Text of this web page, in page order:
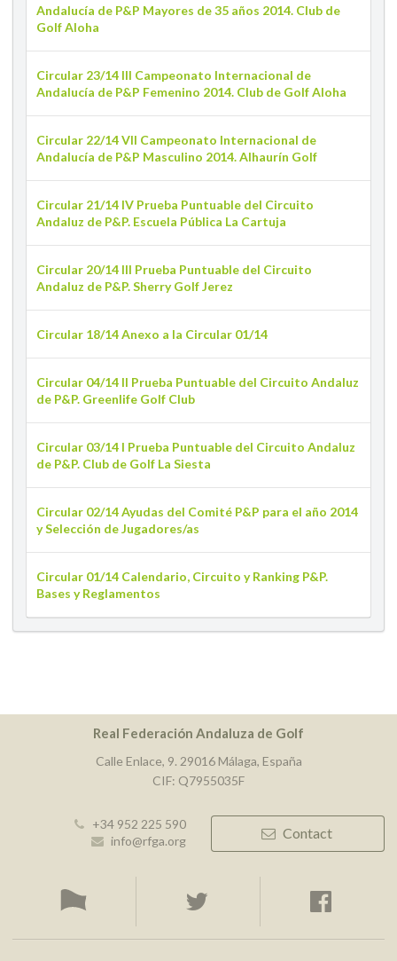
Andalucía de P&P Mayores de 35 años 2014. Club de
Golf Aloha
Circular 23/14 III Campeonato Internacional de
Andalucía de P&P Femenino 2014. Club de Golf Aloha
Circular 22/14 VII Campeonato Internacional de
Andalucía de P&P Masculino 2014. Alhaurín Golf
Circular 21/14 IV Prueba Puntuable del Circuito
Andaluz de P&P. Escuela Pública La Cartuja
Circular 20/14 III Prueba Puntuable del Circuito
Andaluz de P&P. Sherry Golf Jerez
Circular 18/14 Anexo a la Circular 01/14
Circular 04/14 II Prueba Puntuable del Circuito Andaluz
de P&P. Greenlife Golf Club
Circular 03/14 I Prueba Puntuable del Circuito Andaluz
de P&P. Club de Golf La Siesta
Circular 02/14 Ayudas del Comité P&P para el año 2014
y Selección de Jugadores/as
Circular 01/14 Calendario, Circuito y Ranking P&P.
Bases y Reglamentos
Real Federación Andaluza de Golf
Calle Enlace, 9. 29016 Málaga, España
CIF: Q7955035F
+34 952 225 590
info@rfga.org
Contact